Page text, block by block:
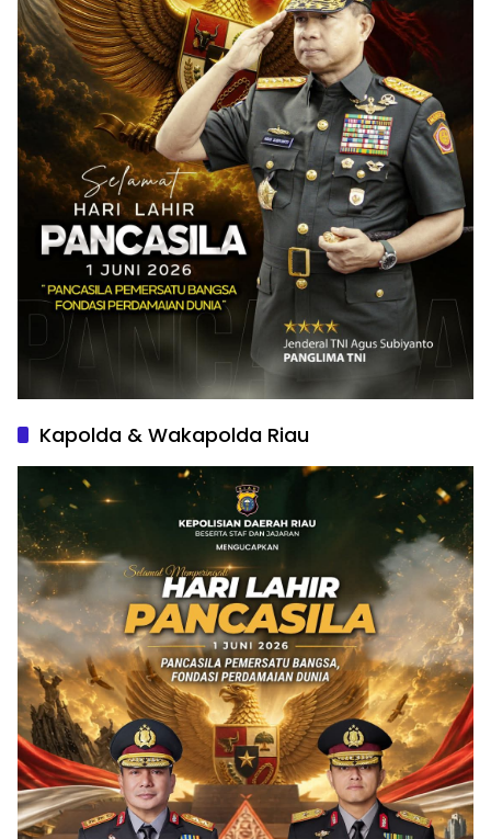
Kapolda & Wakapolda Riau